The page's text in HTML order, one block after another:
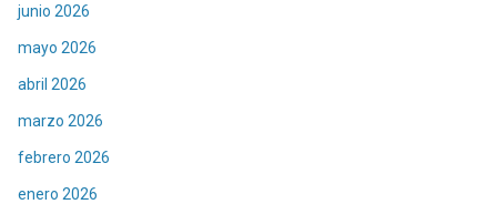
junio 2026
mayo 2026
abril 2026
marzo 2026
febrero 2026
enero 2026